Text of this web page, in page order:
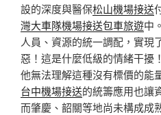
設的深度與醫保松山機場接送
灣大車隊機場接送包車旅遊中
人員、資源的統一調配，實現
惡！這是什麼低級的情緒干擾
他無法理解這種沒有標價的能
台中機場接送的統籌應用也讓
而肇慶、韶關等地尚未構成成